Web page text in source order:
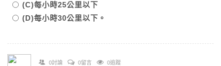
(C)每小時25公里以下
(D)每小時30公里以下。
0討論 0留言 0追蹤